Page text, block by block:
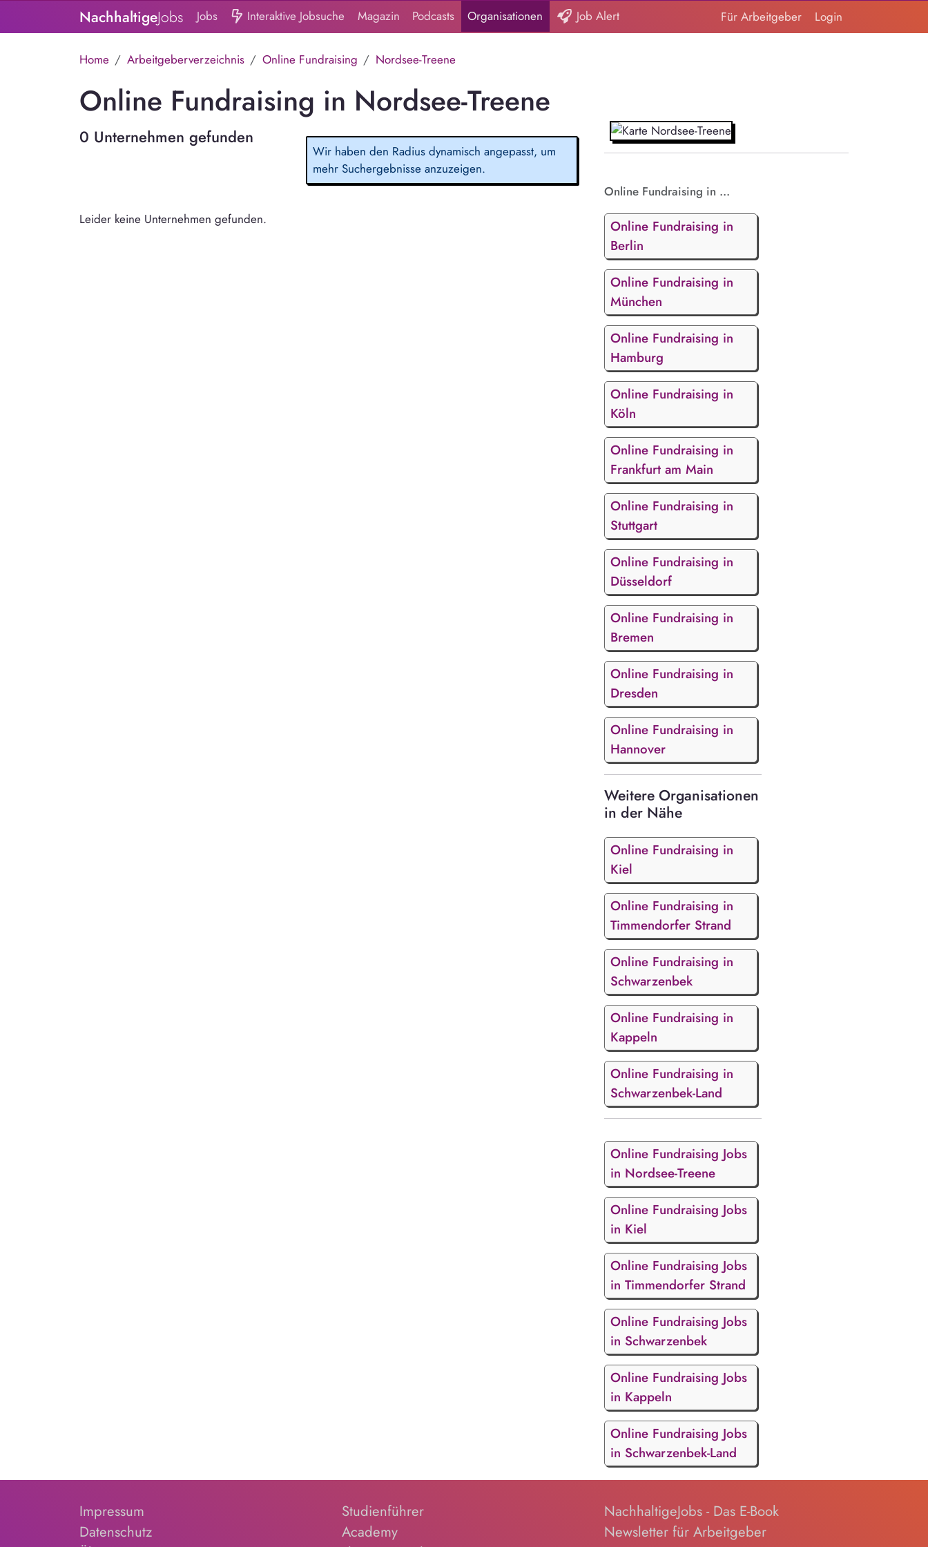
NachhaltigeJobs Jobs Interaktive Jobsuche Magazin Podcasts Organisationen Job Alert Für Arbeitgeber Login
Home Arbeitgeberverzeichnis Online Fundraising Nordsee-Treene
Online Fundraising in Nordsee-Treene
0 Unternehmen gefunden
Wir haben den Radius dynamisch angepasst, um
mehr Suchergebnisse anzuzeigen.
Leider keine Unternehmen gefunden.
Online Fundraising in ...
Online Fundraising in
Berlin
Online Fundraising in
München
Online Fundraising in
Hamburg
Online Fundraising in
Köln
Online Fundraising in
Frankfurt am Main
Online Fundraising in
Stuttgart
Online Fundraising in
Düsseldorf
Online Fundraising in
Bremen
Online Fundraising in
Dresden
Online Fundraising in
Hannover
Weitere Organisationen
in der Nähe
Online Fundraising in
Kiel
Online Fundraising in
Timmendorfer Strand
Online Fundraising in
Schwarzenbek
Online Fundraising in
Kappeln
Online Fundraising in
Schwarzenbek-Land
Online Fundraising Jobs
in Nordsee-Treene
Online Fundraising Jobs
in Kiel
Online Fundraising Jobs
in Timmendorfer Strand
Online Fundraising Jobs
in Schwarzenbek
Online Fundraising Jobs
in Kappeln
Online Fundraising Jobs
in Schwarzenbek-Land
Impressum
Datenschutz
Studienführer
Academy
NachhaltigeJobs - Das E-Book
Newsletter für Arbeitgeber